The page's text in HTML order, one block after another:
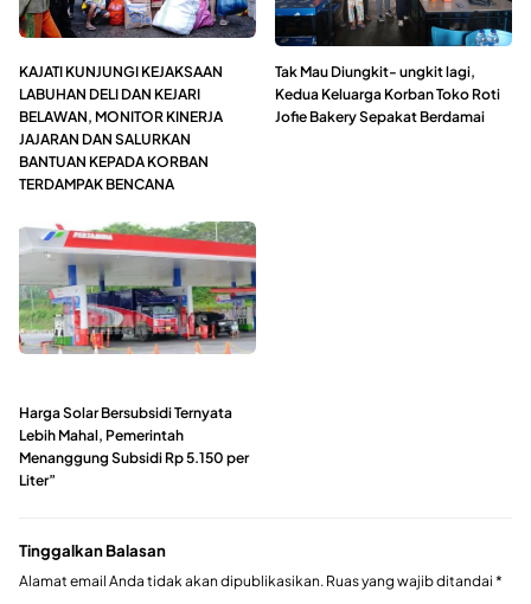
KAJATI KUNJUNGI KEJAKSAAN
LABUHAN DELI DAN KEJARI
BELAWAN, MONITOR KINERJA
JAJARAN DAN SALURKAN
BANTUAN KEPADA KORBAN
TERDAMPAK BENCANA
Tak Mau Diungkit- ungkit lagi,
Kedua Keluarga Korban Toko Roti
Jofie Bakery Sepakat Berdamai
Harga Solar Bersubsidi Ternyata
Lebih Mahal, Pemerintah
Menanggung Subsidi Rp 5.150 per
Liter”
Tinggalkan Balasan
Alamat email Anda tidak akan dipublikasikan. Ruas yang wajib ditandai *